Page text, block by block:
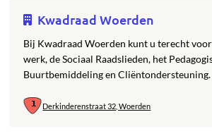
Kwadraad Woerden
Bij Kwadraad Woerden kunt u terecht
werk, de Sociaal Raadslieden, het
Buurtbemiddeling en Cliëntondersteuning.
Derkinderenstraat 32, Woerden